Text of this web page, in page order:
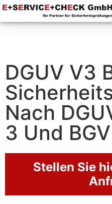
DGUV V3
Nach
3 Und
Stellen Sie